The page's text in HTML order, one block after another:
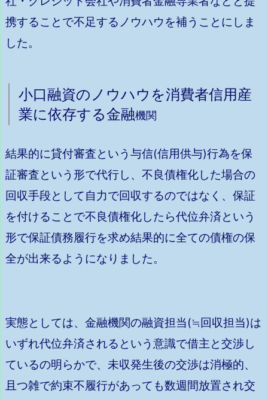
携することで不足するノウハウを補うことにしま
した。
小口融資のノウハウを消費者信用産
業に依存する金融機関
結果的に貸付審査という与信(信用供与)行為を保
証審査という形で代行し、不良債権化した場合の
回収手段として自力で回収するのではなく、保証
を付けることで不良債権化したら代位弁済という
形で保証債務履行を求め結果的に全ての債権の保
全が出来るようになりました。
実態としては、金融機関の融資担当(≒回収担当)は
いずれ代位弁済されるという意識で借主と交渉し
ているの明らかで、未収発生後の交渉は消極的、
且つ雑で約束不履行があっても数週間放置され交